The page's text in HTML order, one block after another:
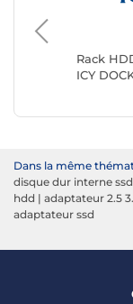
Rack
ICY
Dans la même
disque dur interne ssd
hdd | adaptateur 2.5
adaptateur ssd